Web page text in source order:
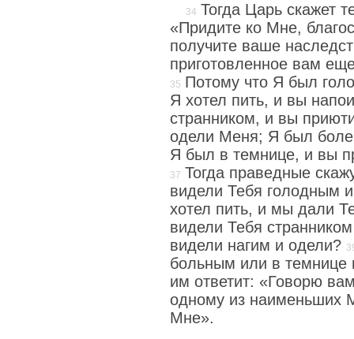
Тогда Царь скажет
«Придите ко Мне,
получите ваше
приготовленное вам
Потому что Я был
Я хотел пить, и вы
странником, и вы
одели Меня; Я был
Я был в темнице, и вы
Тогда праведные
видели Тебя голодным
хотел пить, и мы дали
видели Тебя
видели нагим и одели?
больным или в темнице
им ответит: «Говорю
одному из наименьших
Мне».